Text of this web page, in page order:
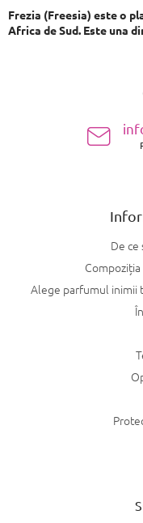
Frezia (Freesia) este o
Africa de Sud. Este una
De
Alege parfumul inimii